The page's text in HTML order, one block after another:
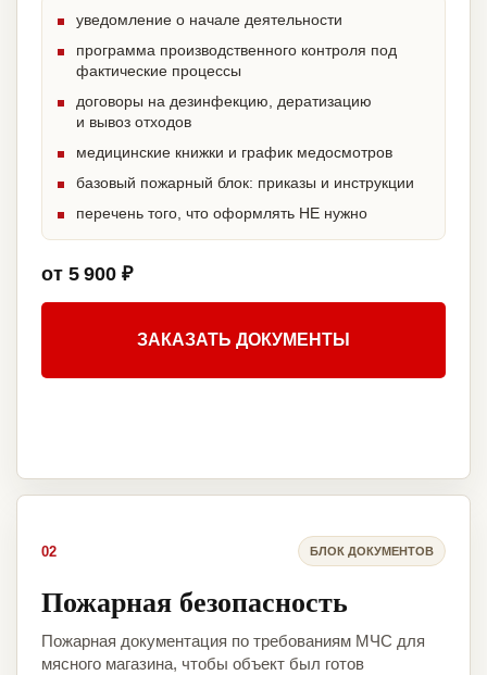
уведомление о начале деятельности
программа производственного контроля под
фактические процессы
договоры на дезинфекцию, дератизацию
и вывоз отходов
медицинские книжки и график медосмотров
базовый пожарный блок: приказы и инструкции
перечень того, что оформлять НЕ нужно
от 5 900 ₽
ЗАКАЗАТЬ ДОКУМЕНТЫ
02 БЛОК ДОКУМЕНТОВ
Пожарная безопасность
Пожарная документация по требованиям МЧС для
мясного магазина, чтобы объект был готов